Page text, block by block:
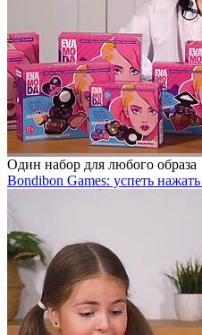
Один набор для любого образа
Bondibon Games: успеть